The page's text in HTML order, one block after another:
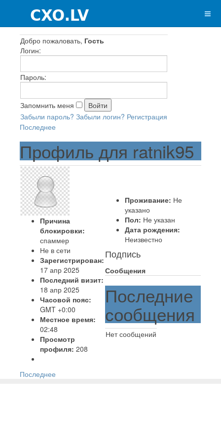
Добро пожаловать, Гость
Логин:
Пароль:
Запомнить меня
Забыли пароль? Забыли логин? Регистрация
Последнее
Профиль для ratnik95
Причина
блокировки:
спаммер
Не в сети
Зарегистрирован:
17 апр 2025
Последний визит:
18 апр 2025
Часовой пояс:
GMT +0:00
Местное время:
02:48
Просмотр
профиля: 208
Проживание: Не
указано
Пол: Не указан
Дата рождения:
Неизвестно
Подпись
Сообщения
Последние
сообщения
Нет сообщений
Последнее